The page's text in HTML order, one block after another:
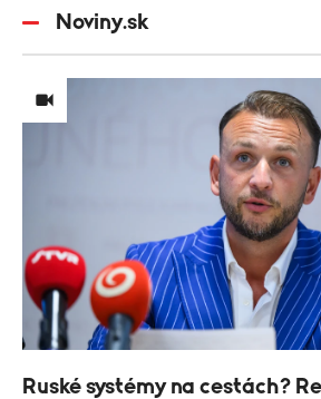
Noviny.sk
Ruské systémy na cestách?